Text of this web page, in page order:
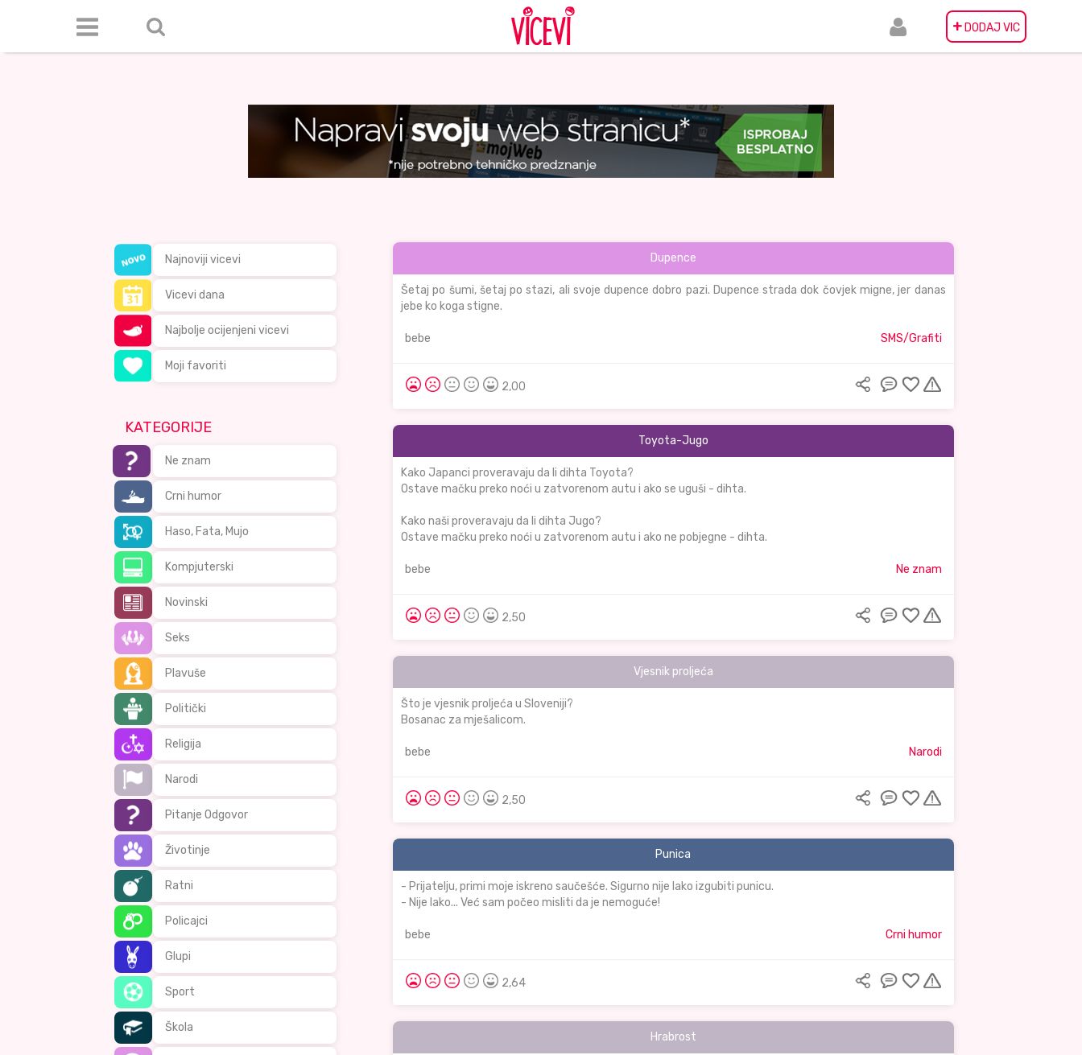
+ DODAJ VIC
Najnoviji vicevi
Vicevi dana
Najbolje ocijenjeni vicevi
Moji favoriti
KATEGORIJE
Ne znam
Crni humor
Haso, Fata, Mujo
Kompjuterski
Novinski
Seks
Plavuše
Politički
Religija
Narodi
Pitanje Odgovor
Životinje
Ratni
Policajci
Glupi
Sport
Škola
Dupence
Šetaj po šumi, šetaj po stazi, ali svoje dupence dobro pazi. Dupence strada dok čovjek migne, jer danas
jebe ko koga stigne.
bebe SMS/Grafiti
2,00
Toyota-Jugo
Kako Japanci proveravaju da li dihta Toyota?
Ostave mačku preko noći u zatvorenom autu i ako se uguši - dihta.
Kako naši proveravaju da li dihta Jugo?
Ostave mačku preko noći u zatvorenom autu i ako ne pobjegne - dihta.
bebe Ne znam
2,50
Vjesnik proljeća
Što je vjesnik proljeća u Sloveniji?
Bosanac za mješalicom.
bebe Narodi
2,50
Punica
- Prijatelju, primi moje iskreno saučešće. Sigurno nije lako izgubiti punicu.
- Nije lako... Već sam počeo misliti da je nemoguće!
bebe Crni humor
2,64
Hrabrost